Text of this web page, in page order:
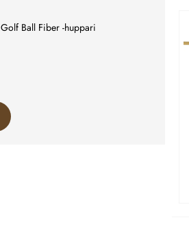
Golf Ball Fiber -huppari